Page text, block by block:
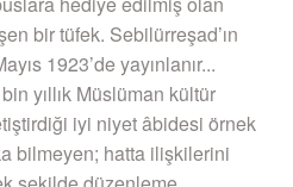
bir tüfek. Sebilürreşad’ın
1923’de yayınlanır...
yıllık Müslüman kültür
iyi niyet âbidesi örnek
bilmeyen; hatta ilişkilerini